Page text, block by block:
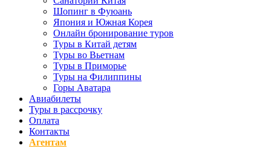
Шопинг в Фуюань
Япония и Южная Корея
Онлайн бронирование туров
Туры в Китай детям
Туры во Вьетнам
Туры в Приморье
Туры на Филиппины
Горы Аватара
Авиабилеты
Туры в рассрочку
Оплата
Контакты
Агентам